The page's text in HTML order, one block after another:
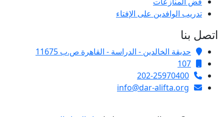
تدريب الوافدين على الإفتاء
اتصل بنا
حديقة الخالدين - الدراسة - القاهرة ص.ب 11675
107
202-25970400
info@dar-alifta.org